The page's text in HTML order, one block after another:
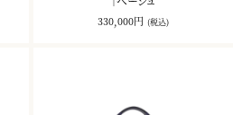
330,000円 (税込)